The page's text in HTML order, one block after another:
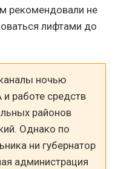
рекомендовали не
лифтами до
ночью
работе средств
районов
Однако по
ни губернатор
администрация